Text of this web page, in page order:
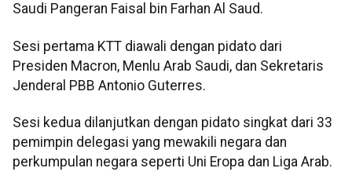
Saudi Pangeran Faisal bin Farhan Al Saud.
Sesi pertama KTT diawali dengan pidato dari
Presiden Macron, Menlu Arab Saudi, dan Sekretaris
Jenderal PBB Antonio Guterres.
Sesi kedua dilanjutkan dengan pidato singkat dari 33
pemimpin delegasi yang mewakili negara dan
perkumpulan negara seperti Uni Eropa dan Liga Arab.